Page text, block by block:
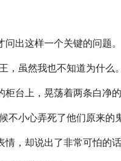
出这样一个关键的问题。
，虽然我也不知道为什么
台上，晃荡着两条白净的
不小心弄死了他们原来的
，却说出了非常可怕的话